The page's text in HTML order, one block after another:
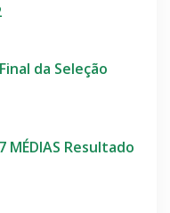
da Seleção
MÉDIAS Resultado